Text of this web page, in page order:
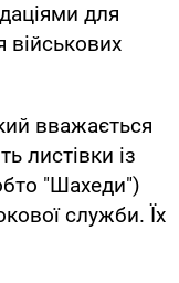
для
військових
вважається
листівки із
"Шахеди")
служби. Їх